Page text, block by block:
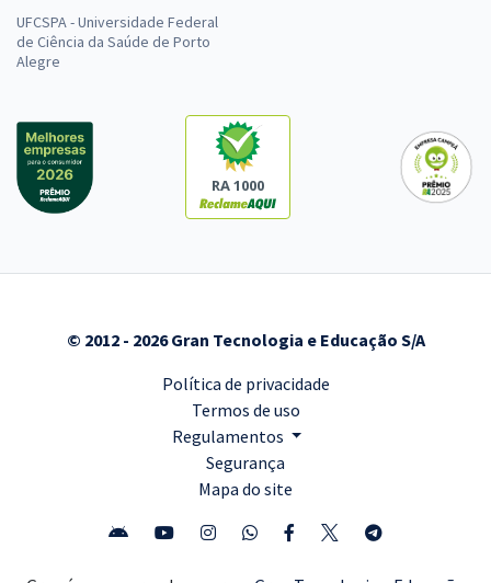
UFCSPA - Universidade Federal
de Ciência da Saúde de Porto
Alegre
RA 1000
© 2012 - 2026 Gran Tecnologia e Educação S/A
Política de privacidade
Termos de uso
Regulamentos
Segurança
Mapa do site